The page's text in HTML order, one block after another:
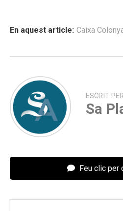
En aquest article: Caixa
ESCRIT PER
Sa
Feu clic per